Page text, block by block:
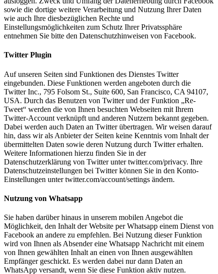
sowie die dortige weitere Verarbeitung und Nutzung Ihrer Daten
wie auch Ihre diesbezüglichen Rechte und
Einstellungsmöglichkeiten zum Schutz Ihrer Privatssphäre
entnehmen Sie bitte den Datenschutzhinweisen von Facebook.
Twitter Plugin
Auf unseren Seiten sind Funktionen des Dienstes Twitter
eingebunden. Diese Funktionen werden angeboten durch die
Twitter Inc., 795 Folsom St., Suite 600, San Francisco, CA 94107,
USA. Durch das Benutzen von Twitter und der Funktion „Re-
Tweet“ werden die von Ihnen besuchten Webseiten mit Ihrem
Twitter-Account verknüpft und anderen Nutzern bekannt gegeben.
Dabei werden auch Daten an Twitter übertragen. Wir weisen darauf
hin, dass wir als Anbieter der Seiten keine Kenntnis vom Inhalt der
übermittelten Daten sowie deren Nutzung durch Twitter erhalten.
Weitere Informationen hierzu finden Sie in der
Datenschutzerklärung von Twitter unter twitter.com/privacy. Ihre
Datenschutzeinstellungen bei Twitter können Sie in den Konto-
Einstellungen unter twitter.com/account/settings ändern.
Nutzung von Whatsapp
Sie haben darüber hinaus in unserem mobilen Angebot die
Möglichkeit, den Inhalt der Website per Whatsapp einem Dienst von
Facebook an andere zu empfehlen. Bei Nutzung dieser Funktion
wird von Ihnen als Absender eine Whatsapp Nachricht mit einem
von Ihnen gewählten Inhalt an einen von Ihnen ausgewählten
Empfänger geschickt. Es werden dabei nur dann Daten an
WhatsApp versandt, wenn Sie diese Funktion aktiv nutzen.